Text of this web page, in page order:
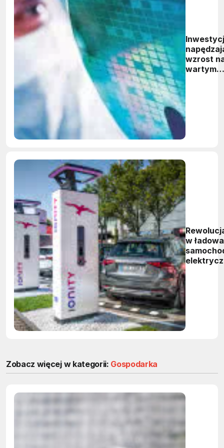
wzrost
wartym
w
Zobacz więcej w kategorii: Gospodarka